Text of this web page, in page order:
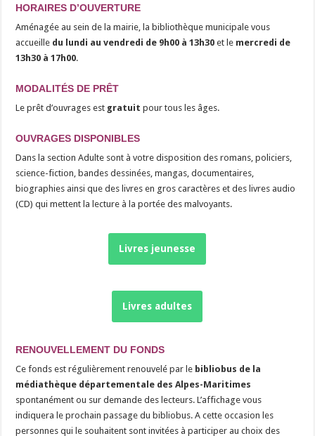
HORAIRES D’OUVERTURE
Aménagée au sein de la mairie, la bibliothèque municipale vous
accueille du lundi au vendredi de 9h00 à 13h30 et le mercredi de
13h30 à 17h00.
MODALITÉS DE PRÊT
Le prêt d’ouvrages est gratuit pour tous les âges.
OUVRAGES DISPONIBLES
Dans la section Adulte sont à votre disposition des romans, policiers,
science-fiction, bandes dessinées, mangas, documentaires,
biographies ainsi que des livres en gros caractères et des livres audio
(CD) qui mettent la lecture à la portée des malvoyants.
Livres jeunesse
Livres adultes
RENOUVELLEMENT DU FONDS
Ce fonds est régulièrement renouvelé par le bibliobus de la
médiathèque départementale des Alpes-Maritimes
spontanément ou sur demande des lecteurs. L’affichage vous
indiquera le prochain passage du bibliobus. A cette occasion les
personnes qui le souhaitent sont invitées à participer au choix des